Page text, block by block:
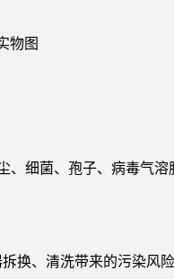
细菌、孢子、病毒气
、清洗带来的污染风